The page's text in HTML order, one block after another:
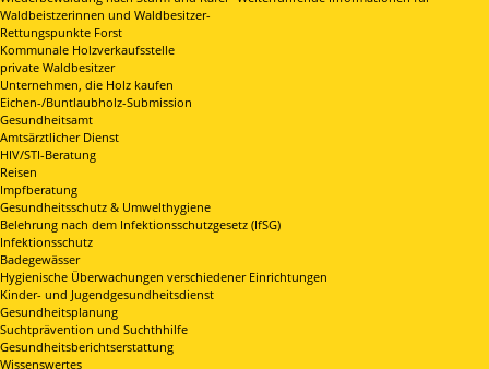
Waldbeistzerinnen und Waldbesitzer-
Rettungspunkte Forst
Kommunale Holzverkaufsstelle
private Waldbesitzer
Unternehmen, die Holz kaufen
Eichen-/Buntlaubholz-Submission
Gesundheitsamt
Amtsärztlicher Dienst
HIV/STI-Beratung
Reisen
Impfberatung
Gesundheitsschutz & Umwelthygiene
Belehrung nach dem Infektionsschutzgesetz (IfSG)
Infektionsschutz
Badegewässer
Hygienische Überwachungen verschiedener Einrichtungen
Kinder- und Jugendgesundheitsdienst
Gesundheitsplanung
Suchtprävention und Suchthhilfe
Gesundheitsberichtserstattung
Wissenswertes